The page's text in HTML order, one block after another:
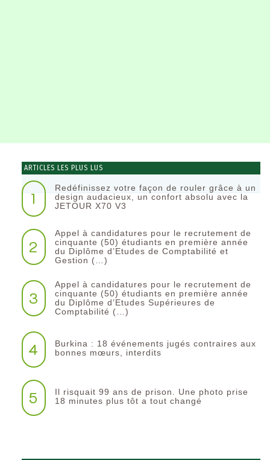
ARTICLES LES PLUS LUS
1
Redéfinissez votre façon de rouler grâce à un
design audacieux, un confort absolu avec la
JETOUR X70 V3
2
Appel à candidatures pour le recrutement de
cinquante (50) étudiants en première année
du Diplôme d’Etudes de Comptabilité et
Gestion (…)
3
Appel à candidatures pour le recrutement de
cinquante (50) étudiants en première année
du Diplôme d’Etudes Supérieures de
Comptabilité (…)
4
Burkina : 18 événements jugés contraires aux
bonnes mœurs, interdits
5
Il risquait 99 ans de prison. Une photo prise
18 minutes plus tôt a tout changé